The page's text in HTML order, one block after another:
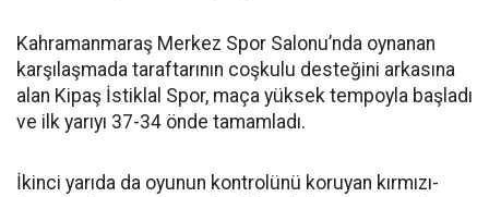
Kahramanmaraş Merkez Spor Salonu’nda oynanan
karşılaşmada taraftarının coşkulu desteğini arkasına
alan Kipaş İstiklal Spor, maça yüksek tempoyla başladı
ve ilk yarıyı 37-34 önde tamamladı.
İkinci yarıda da oyunun kontrolünü koruyan kırmızı-